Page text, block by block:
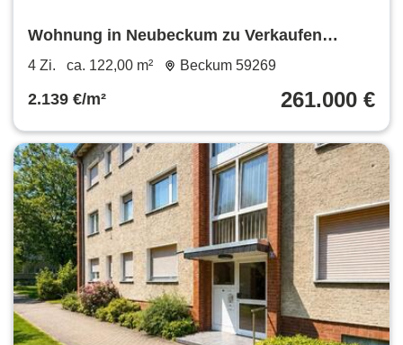
Wohnung in Neubeckum zu Verkaufen
122qm
4 Zi. ca. 122,00 m² Beckum 59269
2.139 €/m² 261.000 €